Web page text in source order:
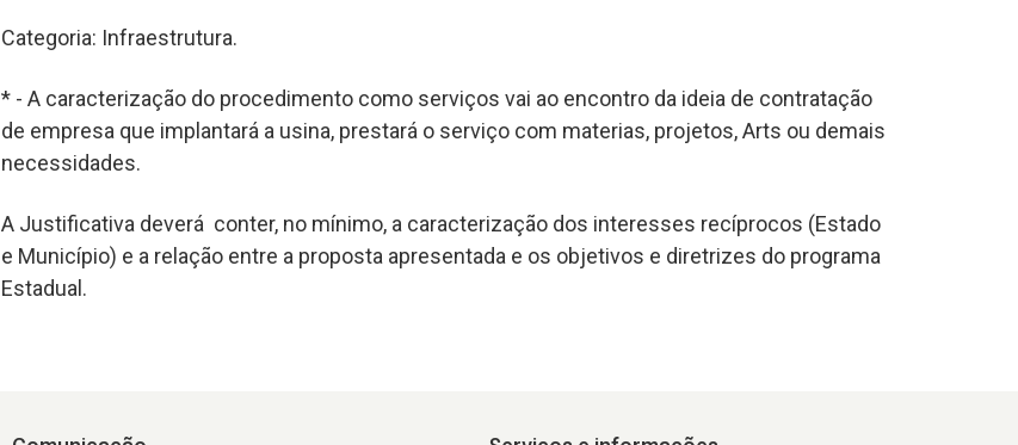
Categoria: Infraestrutura.
* - A caracterização do procedimento como serviços vai ao encontro da ideia de contratação
de empresa que implantará a usina, prestará o serviço com materias, projetos, Arts ou demais
necessidades.
A Justificativa deverá conter, no mínimo, a caracterização dos interesses recíprocos (Estado
e Município) e a relação entre a proposta apresentada e os objetivos e diretrizes do programa
Estadual.